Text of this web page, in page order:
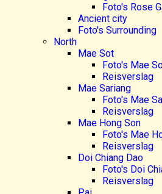
Foto's Rose
Ancient city
Foto's Surrounding
North
Mae Sot
Foto's Mae
Reisverslag
Mae Sariang
Foto's Mae
Reisverslag
Mae Hong Son
Foto's Mae
Reisverslag
Doi Chiang Dao
Foto's Doi
Reisverslag